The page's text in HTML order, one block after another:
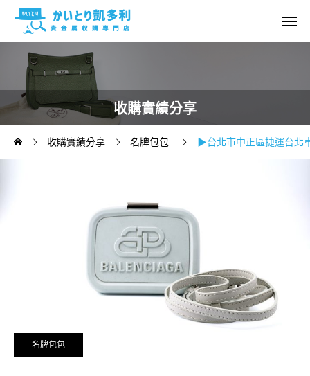
收購實績分享
收購實績分享 名牌包包 ▶台北市中正區捷運台北
名牌包包